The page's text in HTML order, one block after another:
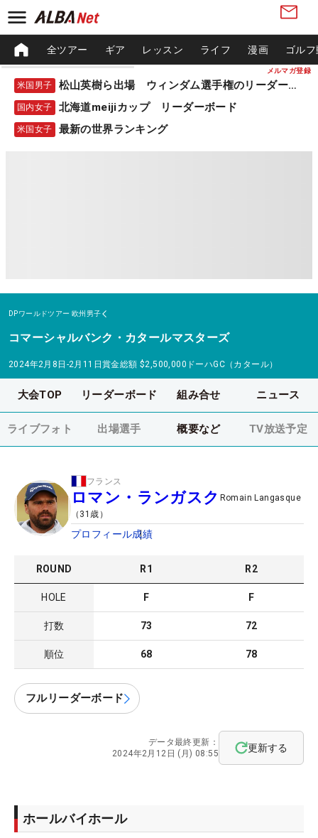
メルマガ登録
全ツアー ギア レッスン ライフ 漫画 ゴル
米国男子 松山英樹ら出場 ウィンダム選手権のリーダーボード
国内女子 北海道meijiカップ リーダーボード
米国女子 最新の世界ランキング
DPワールドツアー 欧州男子
コマーシャルバンク・カタールマスターズ
2024年2月8日-2月11日賞金総額 $2,500,000 ドーハGC（カタール）
大会TOP リーダーボード 組み合せ ニュース
ライブフォト 出場選手 概要など TV放送予定
フランス
ロマン・ランガスク Romain Langasque
（ 31 歳）
プロフィール成績
ROUND R1 R2
HOLE F F
打数 73 72
順位 68 78
フルリーダーボード
データ最終更新：
2024年2月12日 (月) 08:55
更新する
ホールバイホール